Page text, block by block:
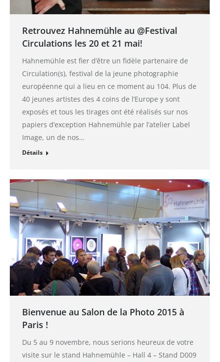
Retrouvez Hahnemühle au @Festival
Circulations les 20 et 21 mai!
Hahnemühle est fier d’être un fidèle partenaire de
Circulation(s), festival de la jeune photographie
européenne qui a lieu en ce moment au 104. Plus de
40 jeunes artistes des 4 coins de l’Europe y sont
exposés et tous les tirages ont été réalisés sur nos
papiers d’exception Hahnemühle par l’atelier Label
Image, un de nos…
Détails
Bienvenue au Salon de la Photo 2015 à
Paris !
Du 5 au 9 novembre, nous serions heureux de votre
visite sur le stand Hahnemühle – Hall 4 – Stand D009